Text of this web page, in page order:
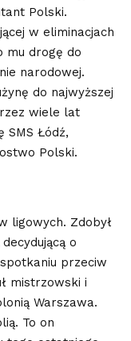
Polski.
w eliminacjach
mu drogę do
narodowej.
do najwyższej
wiele lat
SMS Łódź,
Polski.
ligowych. Zdobył
o
przeciw
mistrzowski i
Warszawa.
To on